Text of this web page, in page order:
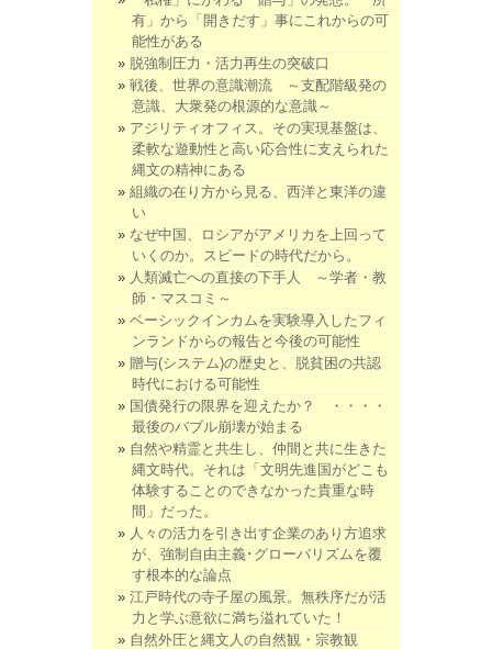
有」から「開きだす」事にこれからの可
能性がある
脱強制圧力・活力再生の突破口
戦後、世界の意識潮流 ～支配階級発の
意識、大衆発の根源的な意識～
アジリティオフィス。その実現基盤は、
柔軟な遊動性と高い応合性に支えられた
縄文の精神にある
組織の在り方から見る、西洋と東洋の違
い
なぜ中国、ロシアがアメリカを上回って
いくのか。スピードの時代だから。
人類滅亡への直接の下手人 ～学者・教
師・マスコミ～
ベーシックインカムを実験導入したフィ
ンランドからの報告と今後の可能性
贈与(システム)の歴史と、脱貧困の共認
時代における可能性
国債発行の限界を迎えたか？ ・・・・
最後のバブル崩壊が始まる
自然や精霊と共生し、仲間と共に生きた
縄文時代。それは「文明先進国がどこも
体験することのできなかった貴重な時
間」だった。
人々の活力を引き出す企業のあり方追求
が、強制自由主義･グローバリズムを覆
す根本的な論点
江戸時代の寺子屋の風景。無秩序だが活
力と学ぶ意欲に満ち溢れていた！
自然外圧と縄文人の自然観・宗教観